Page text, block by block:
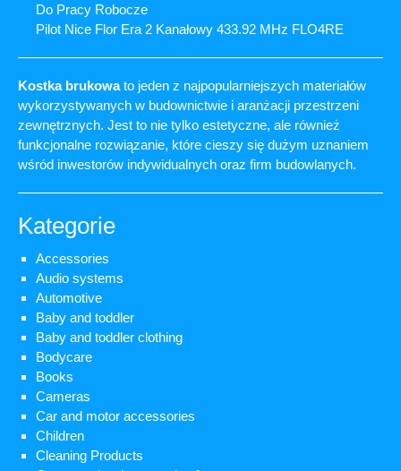
Do Pracy Robocze
Pilot Nice Flor Era 2 Kanałowy 433.92 MHz FLO4RE
Kostka brukowato jeden z najpopularniejszych materiałów
wykorzystywanych w budownictwie i aranżacji przestrzeni
zewnętrznych. Jest to nie tylko estetyczne, ale również
funkcjonalne rozwiązanie, które cieszy się dużym uznaniem
wśród inwestorów indywidualnych oraz firm budowlanych.
Kategorie
Accessories
Audio systems
Automotive
Baby and toddler
Baby and toddler clothing
Bodycare
Books
Cameras
Car and motor accessories
Children
Cleaning Products